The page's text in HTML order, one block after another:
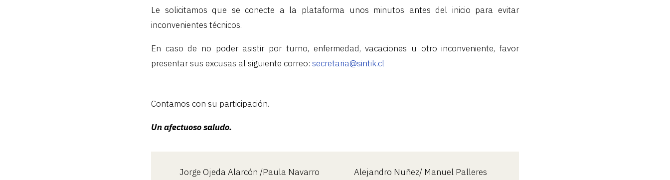
Le solicitamos que se conecte a la plataforma unos minutos antes del inicio para evitar
inconvenientes técnicos.
En caso de no poder asistir por turno, enfermedad, vacaciones u otro inconveniente, favor
presentar sus excusas al siguiente correo: secretaria@sintik.cl
Contamos con su participación.
Un afectuoso saludo.
Jorge Ojeda Alarcón /Paula Navarro
Alejandro Nuñez/ Manuel Palleres